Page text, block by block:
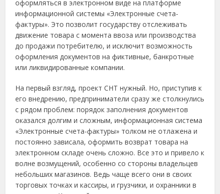
оформляться в электронном виде на платформе
информационной системы «Электронные счета-
фактуры». Это позволит государству отслеживать
движение товара с момента ввоза или производства
до продажи потребителю, и исключит возможность
оформления документов на фиктивные, банкротные
или ликвидированные компании.
На первый взгляд, проект СНТ нужный. Но, приступив к
его внедрению, предприниматели сразу же столкнулись
с рядом проблем: порядок заполнения документов
оказался долгим и сложным, информационная система
«Электронные счета-фактуры» толком не отлажена и
постоянно зависала, оформить возврат товара на
электронном складе очень сложно. Все это и привело к
волне возмущений, особенно со стороны владельцев
небольших магазинов. Ведь чаще всего они в своих
торговых точках и кассиры, и грузчики, и охранники в